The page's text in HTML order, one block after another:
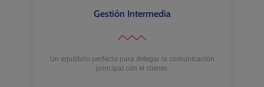
Gestión Intermedia
Un equilibrio perfecto para delegar la comunicación
principal con el cliente.